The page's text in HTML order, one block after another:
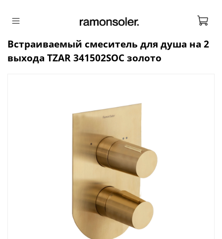
Встраиваемый смеситель для душа на 2
выхода TZAR 341502SOC золото